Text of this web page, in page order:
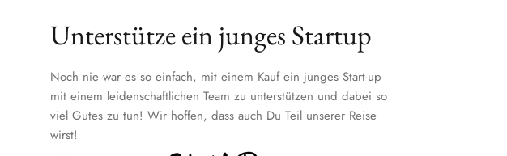
Unterstütze ein junges Startup
Noch nie war es so einfach, mit einem Kauf ein junges Start-up
mit einem leidenschaftlichen Team zu unterstützen und dabei so
viel Gutes zu tun! Wir hoffen, dass auch Du Teil unserer Reise
wirst!